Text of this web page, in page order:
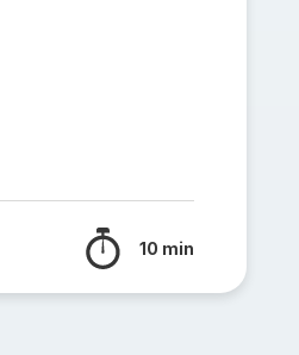
10 min